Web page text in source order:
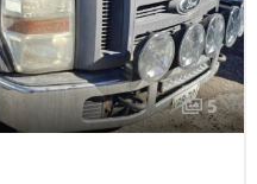
5